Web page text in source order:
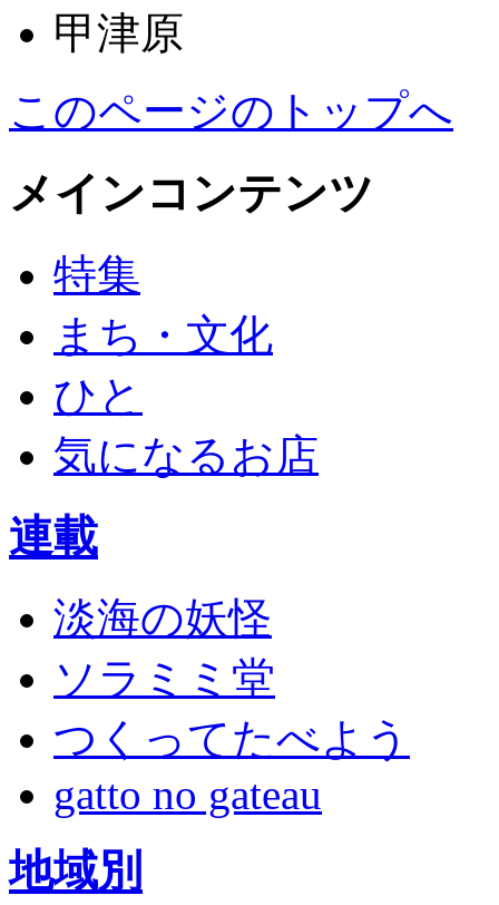
甲津原
このページのトップへ
メインコンテンツ
特集
まち・文化
ひと
気になるお店
連載
淡海の妖怪
ソラミミ堂
つくってたべよう
gatto no gateau
地域別